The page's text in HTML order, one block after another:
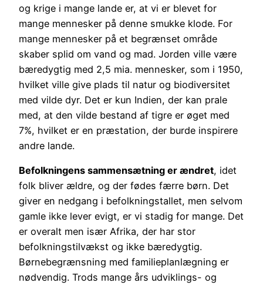
og krige i mange lande er, at vi er blevet for
mange mennesker på denne smukke klode. For
mange mennesker på et begrænset område
skaber splid om vand og mad. Jorden ville være
bæredygtig med 2,5 mia. mennesker, som i 1950,
hvilket ville give plads til natur og biodiversitet
med vilde dyr. Det er kun Indien, der kan prale
med, at den vilde bestand af tigre er øget med
7%, hvilket er en præstation, der burde inspirere
andre lande.
Befolkningens sammensætning er ændret, idet
folk bliver ældre, og der fødes færre børn. Det
giver en nedgang i befolkningstallet, men selvom
gamle ikke lever evigt, er vi stadig for mange. Det
er overalt men især Afrika, der har stor
befolkningstilvækst og ikke bæredygtig.
Børnebegrænsning med familieplanlægning er
nødvendig. Trods mange års udviklings- og